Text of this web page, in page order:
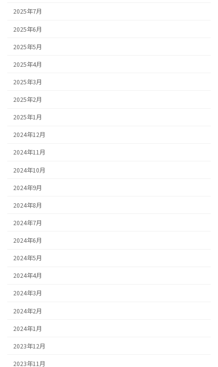
2025年7月
2025年6月
2025年5月
2025年4月
2025年3月
2025年2月
2025年1月
2024年12月
2024年11月
2024年10月
2024年9月
2024年8月
2024年7月
2024年6月
2024年5月
2024年4月
2024年3月
2024年2月
2024年1月
2023年12月
2023年11月